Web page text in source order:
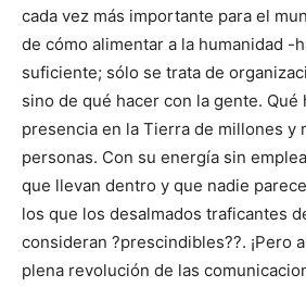
cada vez más importante para el
de cómo alimentar a la humanidad -
suficiente; sólo se trata de
sino de qué hacer con la gente. Qué
presencia en la Tierra de millones y
personas. Con su energía sin
que llevan dentro y que nadie
los que los desalmados traficantes
consideran ?prescindibles??. ¡Pero
plena revolución de las